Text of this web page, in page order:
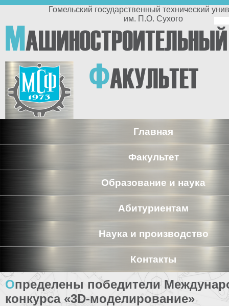
Перейти к основному содержанию
Гомельский государственный технический университет
им. П.О. Сухого
МАШИНОСТРОИТЕЛЬНЫЙ
ФАКУЛЬТЕТ
Главная
Факультет
Образование и наука
Абитуриентам
Наука и производство
Контакты
Определены победители Международного
конкурса «3D-моделирование»